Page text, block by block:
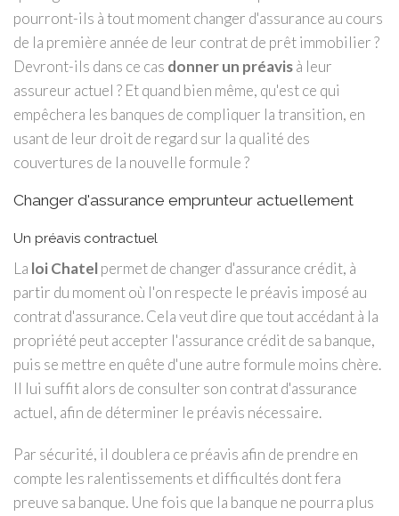
pourront-ils à tout moment changer d'assurance au cours
de la première année de leur contrat de prêt immobilier ?
Devront-ils dans ce cas donner un préavisà leur
assureur actuel ? Et quand bien même, qu'est ce qui
empêchera les banques de compliquer la transition, en
usant de leur droit de regard sur la qualité des
couvertures de la nouvelle formule ?
Changer d'assurance emprunteur actuellement
Un préavis contractuel
La loi Chatelpermet de changer d'assurance crédit, à
partir du moment où l'on respecte le préavis imposé au
contrat d'assurance. Cela veut dire que tout accédant à la
propriété peut accepter l'assurance crédit de sa banque,
puis se mettre en quête d'une autre formule moins chère.
Il lui suffit alors de consulter son contrat d'assurance
actuel, afin de déterminer le préavis nécessaire.
Par sécurité, il doublera ce préavis afin de prendre en
compte les ralentissements et difficultés dont fera
preuve sa banque. Une fois que la banque ne pourra plus